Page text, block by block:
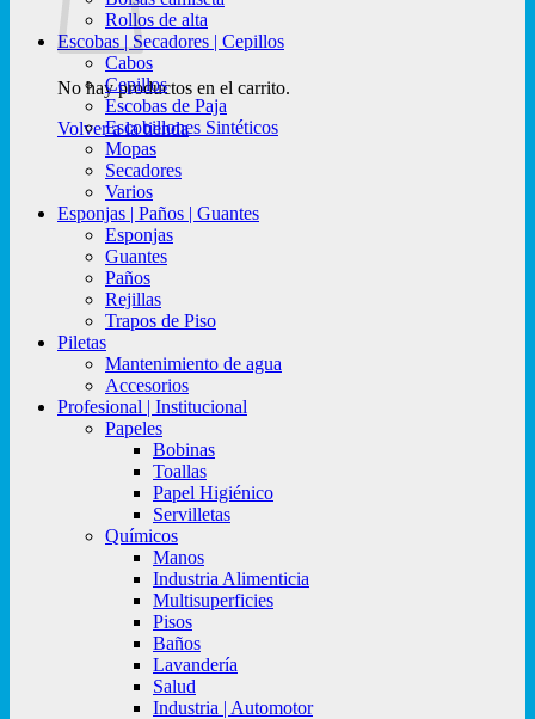
No hay productos en el carrito.
Volver a la tienda
Rollos de alta
Escobas | Secadores | Cepillos
Cabos
Cepillos
Escobas de Paja
Escobillones Sintéticos
Mopas
Secadores
Varios
Esponjas | Paños | Guantes
Esponjas
Guantes
Paños
Rejillas
Trapos de Piso
Piletas
Mantenimiento de agua
Accesorios
Profesional | Institucional
Papeles
Bobinas
Toallas
Papel Higiénico
Servilletas
Químicos
Manos
Industria Alimenticia
Multisuperficies
Pisos
Baños
Lavandería
Salud
Industria | Automotor